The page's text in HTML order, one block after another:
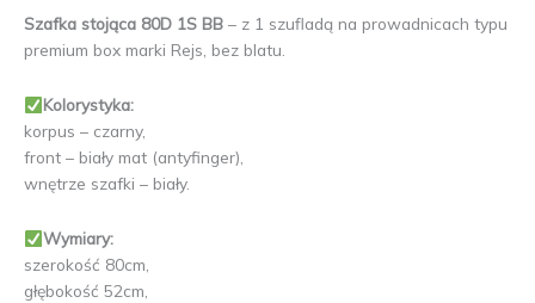
Szafka stojąca 80D 1S BB – z 1 szufladą na prowadnicach typu
premium box marki Rejs, bez blatu.
Kolorystyka:
korpus – czarny,
front – biały mat (antyfinger),
wnętrze szafki – biały.
Wymiary:
szerokość 80cm,
głębokość 52cm,